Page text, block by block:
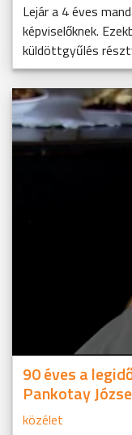
Lejár a 4 éves
képviselőknek.
küldöttgyűlés
90 éves a
Pankotay
közélet